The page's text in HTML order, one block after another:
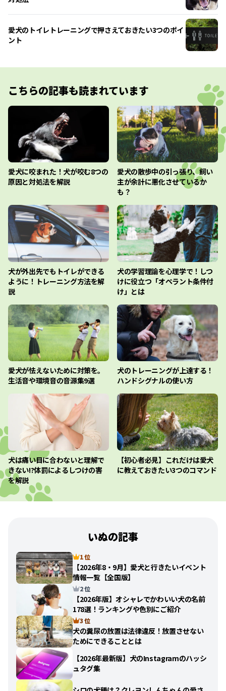
愛犬のトイレトレーニングで押さえておきたい3つのポイ
ント
こちらの記事も読まれています
愛犬に咬まれた！犬が咬む8つの
原因と対処法を解説
愛犬の散歩中の引っ張り、飼い
主が余計に悪化させているか
も？
犬が外出先でもトイレができる
ように！トレーニング方法を解
説
犬の学習理論を心理学で！しつ
けに役立つ「オペラント条件付
け」とは
愛犬が怯えないために対策を。
生活音や環境音の音源集9選
犬のトレーニングが上達する！
ハンドシグナルの使い方
犬は痛い目に合わないと理解で
きない!?体罰によるしつけの害
を解説
【初心者必見】これだけは愛犬
に教えておきたい3つのコマンド
いぬの記事
1 位
【2026年8・9月】愛犬と行きたいイベント
情報一覧【全国版】
2 位
【2026年版】オシャレでかわいい犬の名前
178選！ランキングや色別にご紹介
3 位
犬の糞尿の放置は法律違反！放置させない
ためにできることとは
【2026年最新版】犬のInstagramのハッシ
ュタグ集